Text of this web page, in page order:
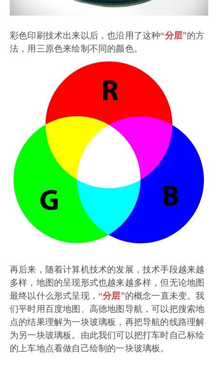
彩色印刷技术出来以后，也沿用了这种“分层”的方
法，用三原色来绘制不同的颜色。
再后来，随着计算机技术的发展，技术手段越来越
多样，地图的呈现形式也越来越多样，但无论地图
最终以什么形式呈现， “分层”的概念一直未变。我
们平时用百度地图、高德地图导航，可以把搜索地
点的结果理解为一块玻璃板，再把导航的线路理解
为另一块玻璃板。由此我们可以把打车时自己标绘
的上车地点看做自己绘制的一块玻璃板。